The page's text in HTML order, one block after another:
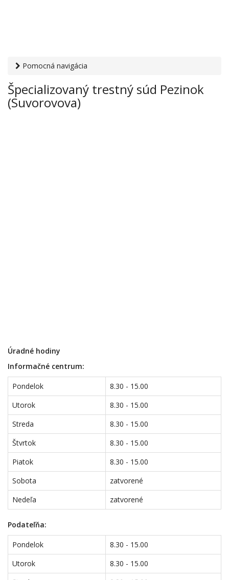
Pomocná navigácia
Špecializovaný trestný súd Pezinok (Suvorovova)
Špecializovaný trestný súd Pezinok
(Suvorovova)
Úradné hodiny
Informačné centrum:
Pondelok
8.30 - 15.00
Utorok
8.30 - 15.00
Streda
8.30 - 15.00
Štvrtok
8.30 - 15.00
Piatok
8.30 - 15.00
Sobota
zatvorené
Nedeľa
zatvorené
Podateľňa:
Pondelok
8.30 - 15.00
Utorok
8.30 - 15.00